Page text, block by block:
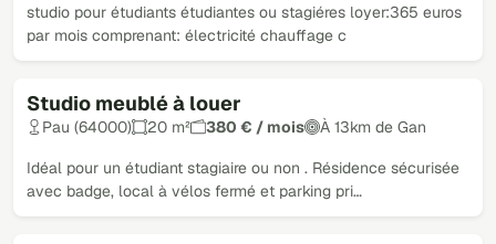
studio pour étudiants étudiantes ou stagiéres loyer:365 euros
par mois comprenant: électricité chauffage c
Studio meublé à louer
Loué
Pau (64000) 20 m² 380 € / mois À 13km de Gan
Idéal pour un étudiant stagiaire ou non . Résidence sécurisée
avec badge, local à vélos fermé et parking pri…